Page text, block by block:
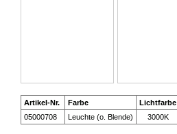
Artikel-Nr. Farbe
Lichtfarbe
05000708
Leuchte (o. Blende) 3000K